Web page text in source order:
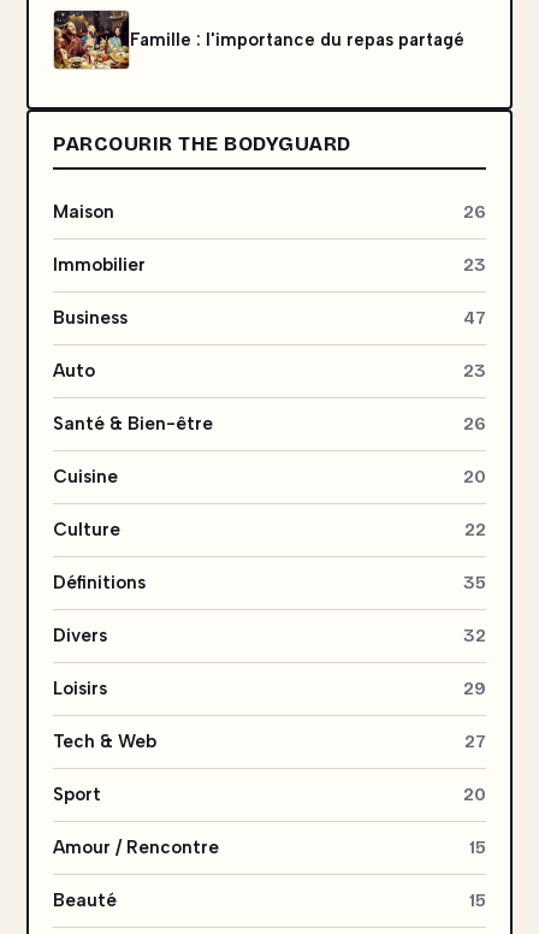
Famille : l'importance du repas partagé
PARCOURIR THE BODYGUARD
Maison 26
Immobilier 23
Business 47
Auto 23
Santé & Bien-être 26
Cuisine 20
Culture 22
Définitions 35
Divers 32
Loisirs 29
Tech & Web 27
Sport 20
Amour / Rencontre 15
Beauté 15